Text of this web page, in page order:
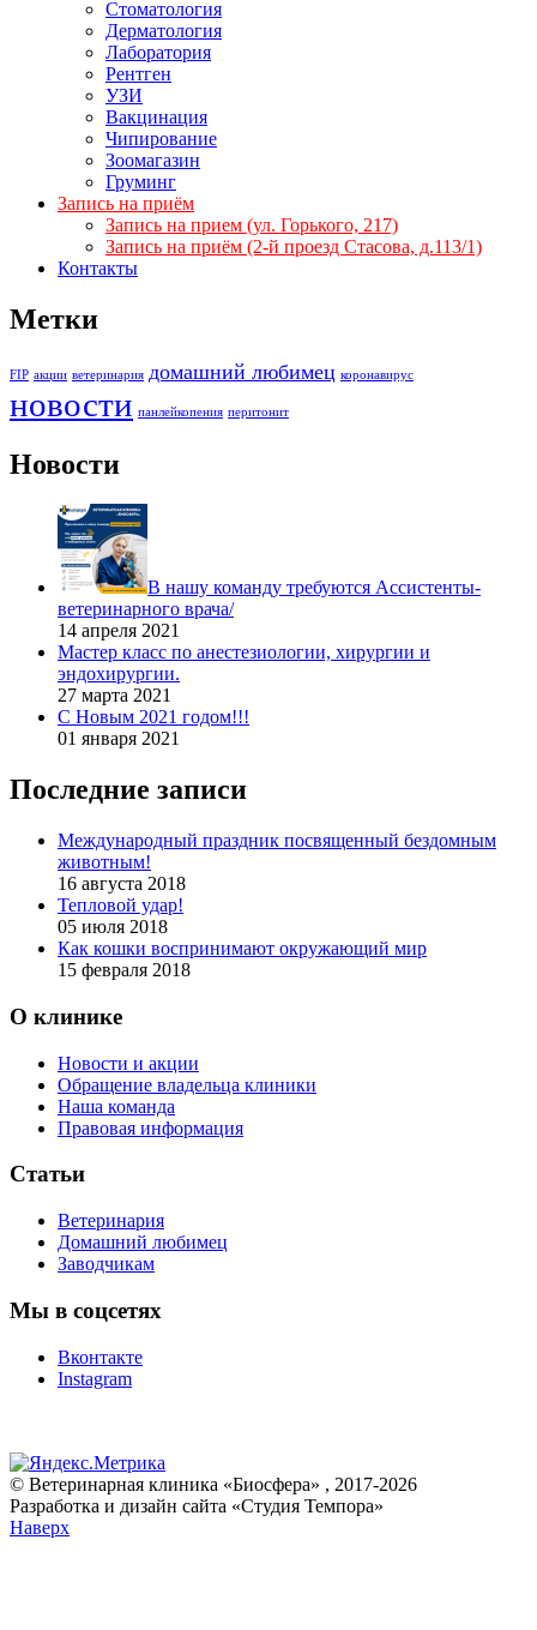
Стоматология
Дерматология
Лаборатория
Рентген
УЗИ
Вакцинация
Чипирование
Зоомагазин
Груминг
Запись на приём
Запись на прием (ул. Горького, 217)
Запись на приём (2-й проезд Стасова, д.113/1)
Контакты
Метки
FIP акции ветеринария домашний любимец коронавирус
новости панлейкопения перитонит
Новости
В нашу команду требуются Ассистенты-
ветеринарного врача/
14 апреля 2021
Мастер класс по анестезиологии, хирургии и
эндохирургии.
27 марта 2021
С Новым 2021 годом!!!
01 января 2021
Последние записи
Международный праздник посвященный бездомным
животным!
16 августа 2018
Тепловой удар!
05 июля 2018
Как кошки воспринимают окружающий мир
15 февраля 2018
О клинике
Новости и акции
Обращение владельца клиники
Наша команда
Правовая информация
Статьи
Ветеринария
Домашний любимец
Заводчикам
Мы в соцсетях
Вконтакте
Instagram
© Ветеринарная клиника «Биосфера» , 2017-2026
Разработка и дизайн сайта «Студия Темпора»
Наверх